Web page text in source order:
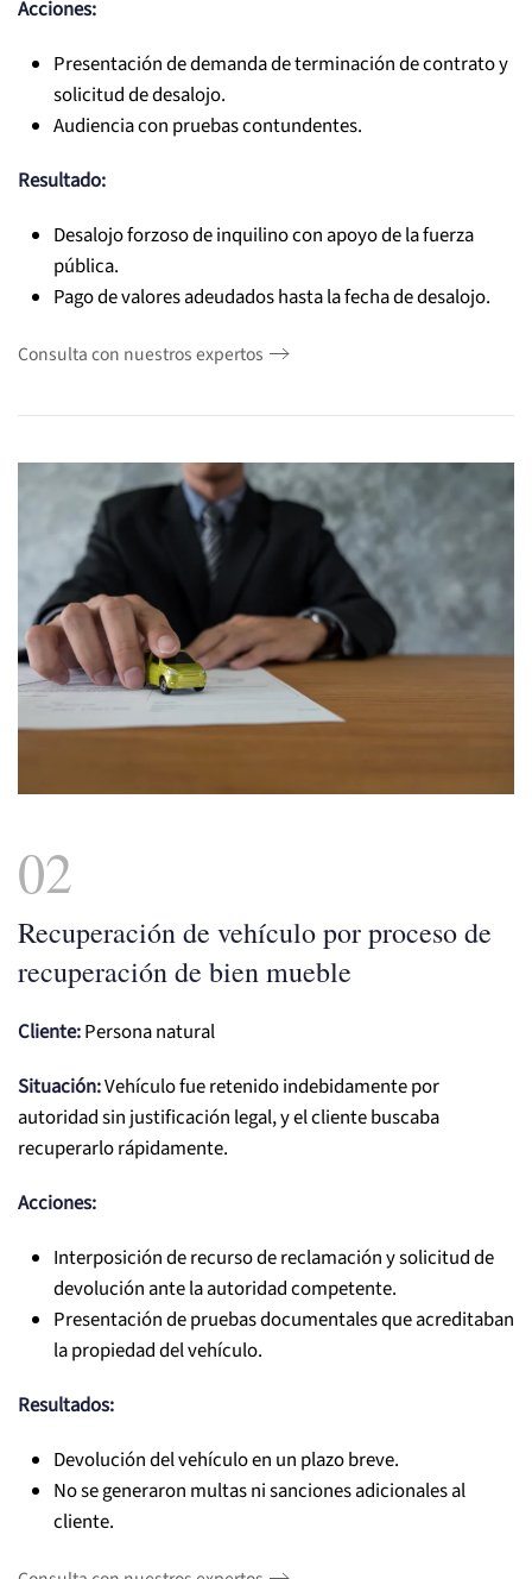
Acciones:
Presentación de demanda de terminación de contrato y
solicitud de desalojo.
Audiencia con pruebas contundentes.
Resultado:
Desalojo forzoso de inquilino con apoyo de la fuerza
pública.
Pago de valores adeudados hasta la fecha de desalojo.
Consulta con nuestros expertos
02
Recuperación de vehículo por proceso de
recuperación de bien mueble
Cliente:Persona natural
Situación:Vehículo fue retenido indebidamente por
autoridad sin justificación legal, y el cliente buscaba
recuperarlo rápidamente.
Acciones:
Interposición de recurso de reclamación y solicitud de
devolución ante la autoridad competente.
Presentación de pruebas documentales que acreditaban
la propiedad del vehículo.
Resultados:
Devolución del vehículo en un plazo breve.
No se generaron multas ni sanciones adicionales al
cliente.